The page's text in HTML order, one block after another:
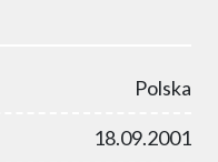
Polska
18.09.2001